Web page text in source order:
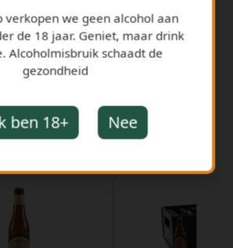
PRODUCTEN
verkopen we geen alcohol aan
de 18 jaar. Geniet, maar drink
Alcoholmisbruik schaadt de
gezondheid
ben 18+ Nee